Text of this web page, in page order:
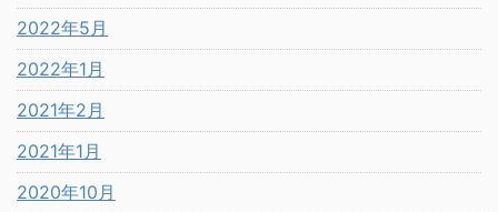
2022年5月
2022年1月
2021年2月
2021年1月
2020年10月